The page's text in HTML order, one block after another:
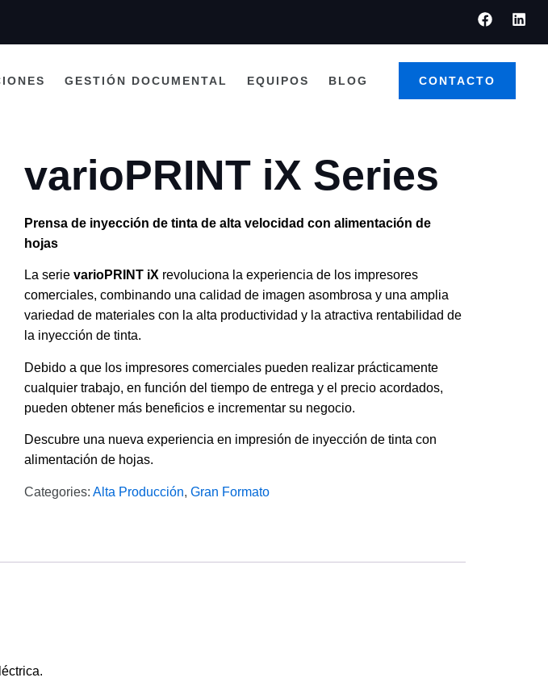
GESTIÓN DOCUMENTAL EQUIPOS BLOG CONTACTO
varioPRINT iX Series
Prensa de inyección de tinta de alta velocidad con alimentación de
hojas
La serie varioPRINT iX revoluciona la experiencia de los impresores
comerciales, combinando una calidad de imagen asombrosa y una amplia
variedad de materiales con la alta productividad y la atractiva rentabilidad de
la inyección de tinta.
Debido a que los impresores comerciales pueden realizar prácticamente
cualquier trabajo, en función del tiempo de entrega y el precio acordados,
pueden obtener más beneficios e incrementar su negocio.
Descubre una nueva experiencia en impresión de inyección de tinta con
alimentación de hojas.
Categories: Alta Producción, Gran Formato